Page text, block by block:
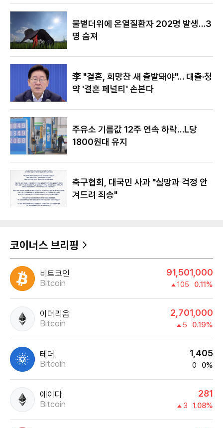
불볕더위에 온열질환자 202명 발생…3
명 숨져
李 "결혼, 희망찬 새 출발돼야"… 대출·청
약 '결혼 페널티' 손본다
주유소 기름값 12주 연속 하락…L당
1800원대 유지
축구협회, 대국민 사과 "실망과 걱정 안
겨드려 죄송"
코이너스 브리핑
비트코인
Bitcoin
91,501,000
105 0.11%
이더리움
Bitcoin
2,701,000
5 0.19%
테더
Bitcoin
1,405
0 0%
에이다
Bitcoin
281
3 1.08%